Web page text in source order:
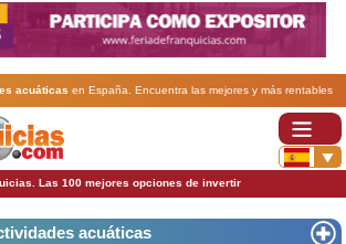
acuáticas en España. Encuentra las mejores y más rentables
acuáticas . Abre tu negocio a través de una franquicia barata,
rentable y segura.
Las 100 mejores opciones de invertir
acuáticas